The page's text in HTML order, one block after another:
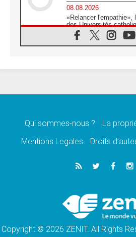
08.08.2026
«Relancer l'empathie»,
des Universités
08.08.2026
Signis 2026, donner la
07.08.2026
07.08.2026
de l'Assomption et
«La paix commence
le cardinal Parolin
En Colombie, «la paix
une signature»
Qui sommes-nous ? La
Mentions Legales
Droits
Copyright © 2026 ZENIT. All Rights